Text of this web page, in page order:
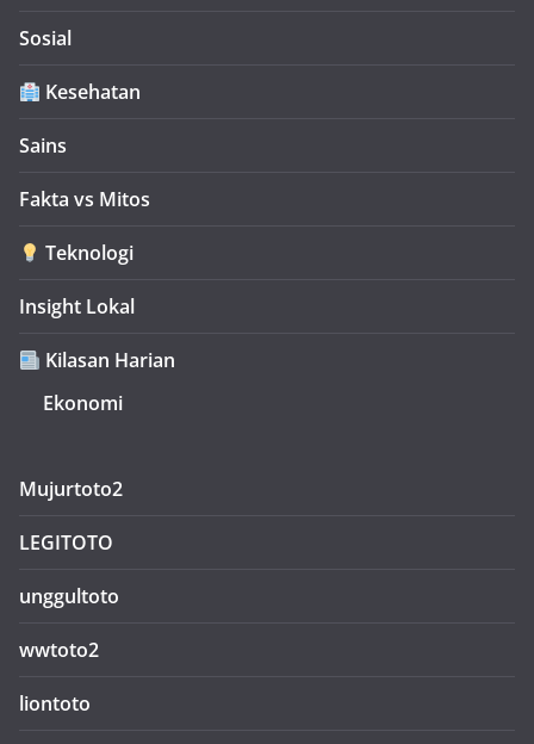
Sosial
Kesehatan
Sains
Fakta vs Mitos
Teknologi
Insight Lokal
Kilasan Harian
Ekonomi
Mujurtoto2
LEGITOTO
unggultoto
wwtoto2
liontoto